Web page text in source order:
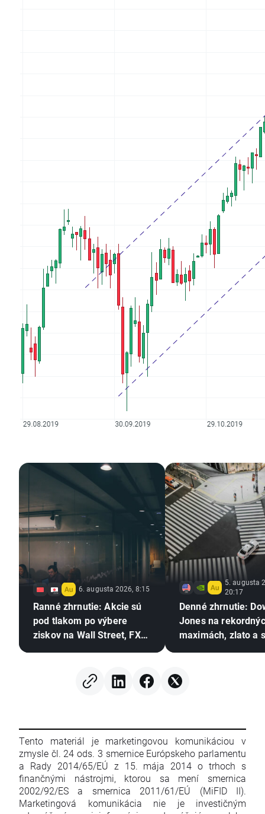
6. augusta 2026, 8:15
Ranné zhrnutie: Akcie sú
pod tlakom po výbere
ziskov na Wall Street, FX
5. augusta
20:17
Denné zhrnutie:
Jones na
maximách, zlato a
Iránom
Tento materiál je marketingovou komunikáciou v
zmysle čl. 24 ods. 3 smernice Európskeho parlamentu
a Rady 2014/65/EÚ z 15. mája 2014 o trhoch s
finančnými nástrojmi, ktorou sa mení smernica
2002/92/ES a smernica 2011/61/EÚ (MiFID II).
Marketingová komunikácia nie je investičným